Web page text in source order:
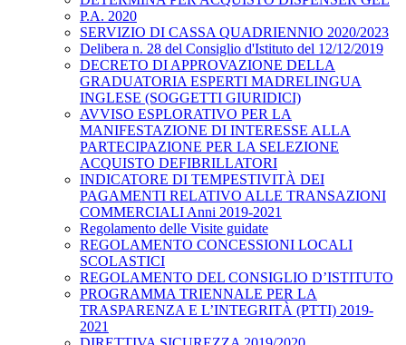
P.A. 2020
SERVIZIO DI CASSA QUADRIENNIO 2020/2023
Delibera n. 28 del Consiglio d'Istituto del 12/12/2019
DECRETO DI APPROVAZIONE DELLA
GRADUATORIA ESPERTI MADRELINGUA
INGLESE (SOGGETTI GIURIDICI)
AVVISO ESPLORATIVO PER LA
MANIFESTAZIONE DI INTERESSE ALLA
PARTECIPAZIONE PER LA SELEZIONE
ACQUISTO DEFIBRILLATORI
INDICATORE DI TEMPESTIVITÀ DEI
PAGAMENTI RELATIVO ALLE TRANSAZIONI
COMMERCIALI Anni 2019-2021
Regolamento delle Visite guidate
REGOLAMENTO CONCESSIONI LOCALI
SCOLASTICI
REGOLAMENTO DEL CONSIGLIO D’ISTITUTO
PROGRAMMA TRIENNALE PER LA
TRASPARENZA E L’INTEGRITÀ (PTTI) 2019-
2021